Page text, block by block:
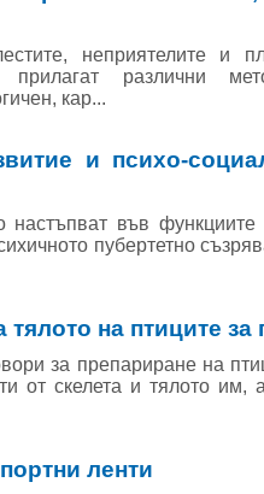
неприятелите и
различни
кар...
и психо-
настъпват във
пубертетно
тялото на птиците
за препариране на
от скелета и тялото
ленти